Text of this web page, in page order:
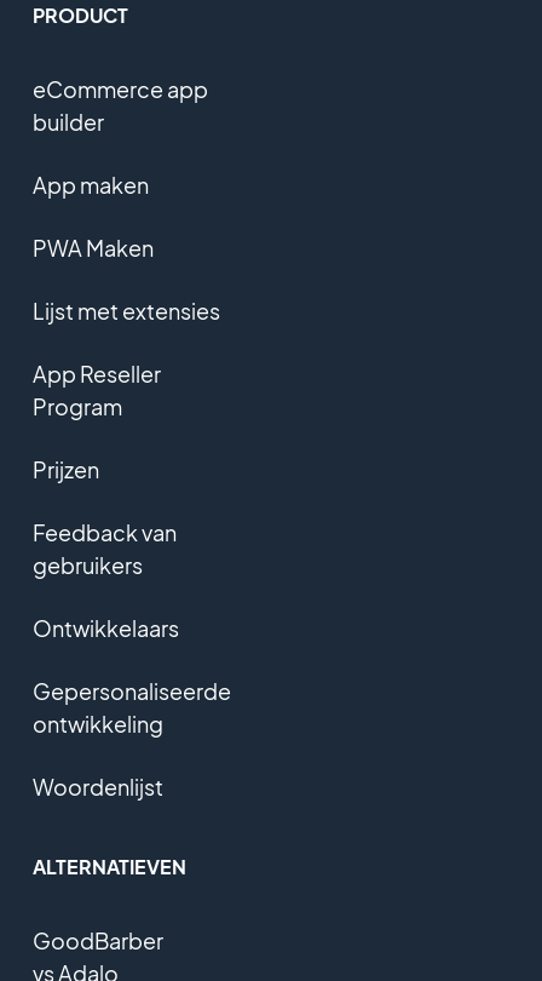
PRODUCT
eCommerce app
builder
App maken
PWA Maken
Lijst met extensies
App Reseller
Program
Prijzen
Feedback van
gebruikers
Ontwikkelaars
Gepersonaliseerde
ontwikkeling
Woordenlijst
ALTERNATIEVEN
GoodBarber
vs Adalo